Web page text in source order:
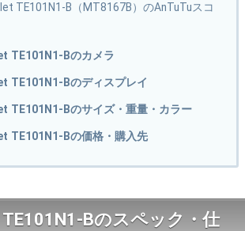
TE101N1-B（MT8167B）のAnTuTuスコ
TE101N1-Bのカメラ
TE101N1-Bのディスプレイ
TE101N1-Bのサイズ・重量・カラー
TE101N1-Bの価格・購入先
TE101N1-Bのスペック・仕